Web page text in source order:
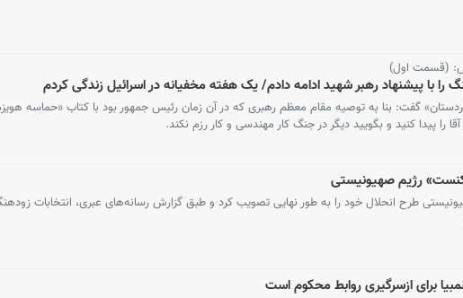
(قسمت اول)
را با پیشنهاد رهبر شهید ادامه دادم/ یک هفته مخفیانه در اسرائیل زندگی کردم
گفت: بنا به توصیه مقام معظم رهبری که در آن زمان رئیس جمهور بود با کتاب «حماسه
را پیدا کنید و بگویید دیگر در جنگ کار مهندسی و کار رزم نکند.
رژیم صهیونیستی
طرح انحلال خود را به طور نهایی تصویب کرد و طبق گزارش رسانه‌های عبری، انتخابات
برای ازسرگیری روابط محکوم است